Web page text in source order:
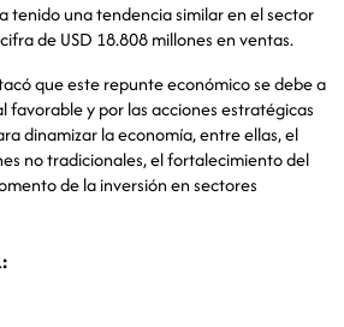
tenido una tendencia similar en el sector
de USD 18.808 millones en ventas.
que este repunte económico se debe a
favorable y por las acciones estratégicas
dinamizar la economía, entre ellas, el
no tradicionales, el fortalecimiento del
de la inversión en sectores